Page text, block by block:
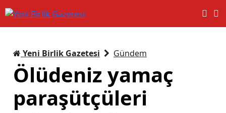
Yeni Birlik Gazetesi Gündem
Ölüdeniz yamaç
paraşütçüleri